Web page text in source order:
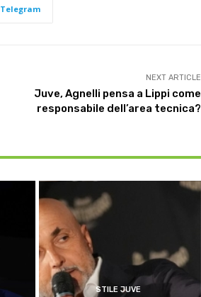
Telegram
NEXT ARTICLE
Juve, Agnelli pensa a Lippi come
responsabile dell’area tecnica?
STILE JUVE